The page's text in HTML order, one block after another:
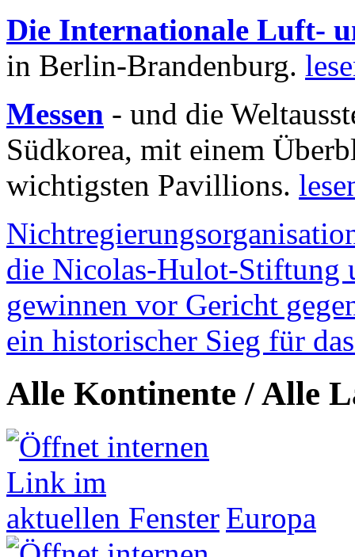
Die Internationale Luft-
in Berlin-Brandenburg.
Messen - und die
Südkorea, mit einem
wichtigsten Pavillions.
die Nicolas-Hulot-Stiftung
gewinnen vor Gericht
ein historischer Sieg für
Alle Kontinente / Alle
Europa